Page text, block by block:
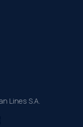
Lines S.A.